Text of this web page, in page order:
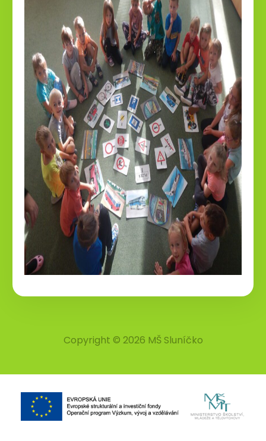
Copyright © 2026 MŠ Sluníčko